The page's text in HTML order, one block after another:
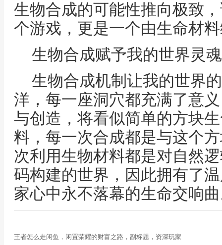
生物合成的可能性推向极致
个游戏，更是一个由生命材
生物合成赋予我的世界灵魂
生物合成机制让我的世界
洋，每一座洞穴都充满了意
与创造，将看似简单的方块
料，每一次合成都是与这个
次利用生物材料都是对自然
码构建的世界，因此拥有了
家心中永不落幕的生命交响
王者怎么走闲鱼，闲置荣耀的财富之路，副标题，资深玩家